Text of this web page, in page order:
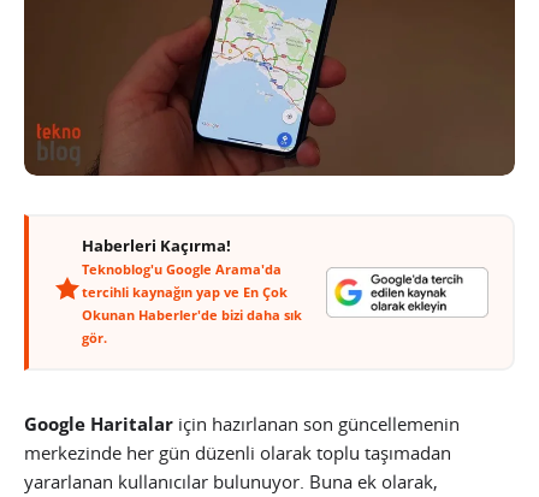
Haberleri Kaçırma!
Teknoblog'u Google Arama'da
tercihli kaynağın yap ve En Çok
Okunan Haberler'de bizi daha sık
gör.
Google Haritalar için hazırlanan son güncellemenin
merkezinde her gün düzenli olarak toplu taşımadan
yararlanan kullanıcılar bulunuyor. Buna ek olarak,